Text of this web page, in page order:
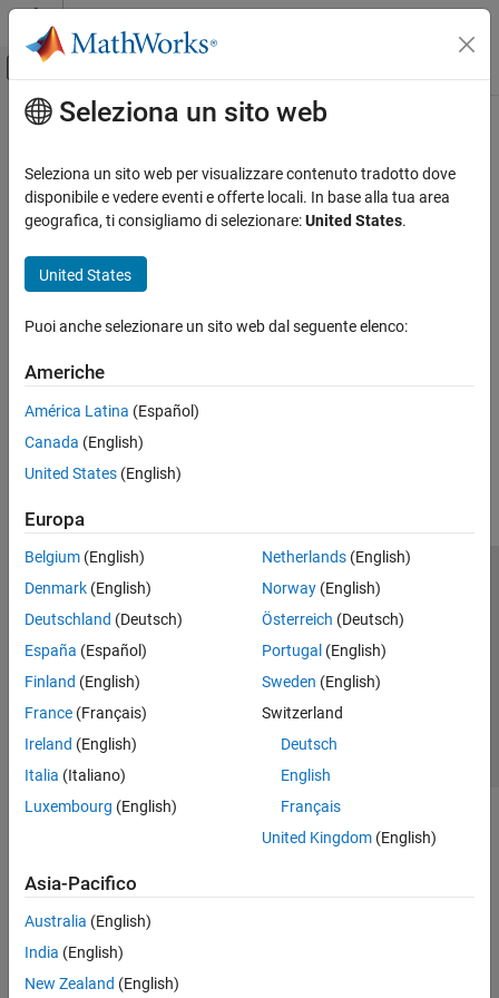
Vai al contenuto
Attiva/disattiva menu di navigazione
Pagina iniziale della documentazione
Contenuto principale
Seleziona un sito web
Seleziona un sito web per visualizzare contenuto tradotto dove
disponibile e vedere eventi e offerte locali. In base alla tua area
geografica, ti consigliamo di selezionare:United States.
United States
Puoi anche selezionare un sito web dal seguente elenco:
Americhe
América Latina (Español)
Canada (English)
United States (English)
Europa
Belgium (English)
Denmark (English)
Deutschland (Deutsch)
España (Español)
Finland (English)
France (Français)
Ireland (English)
Italia (Italiano)
Luxembourg (English)
Netherlands(English)
Norway(English)
Österreich (Deutsch)
Portugal (English)
Sweden (English)
Switzerland
Deutsch
English
Français
United Kingdom(English)
Asia-Pacifico
Australia (English)
India (English)
New Zealand (English)
Centro di fiducia
Informativa sulla privacy
Antipirateria
Stato dell'applicazione
Contatti
© 1994-2026 The MathWorks, Inc.